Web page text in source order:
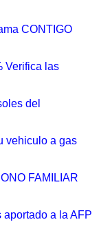
CONTIGO
Verifica las
del
vehiculo a gas
FAMILIAR
a la AFP